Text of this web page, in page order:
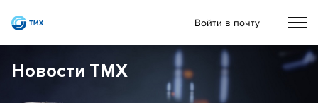
Войти в почту
Новости ТМХ